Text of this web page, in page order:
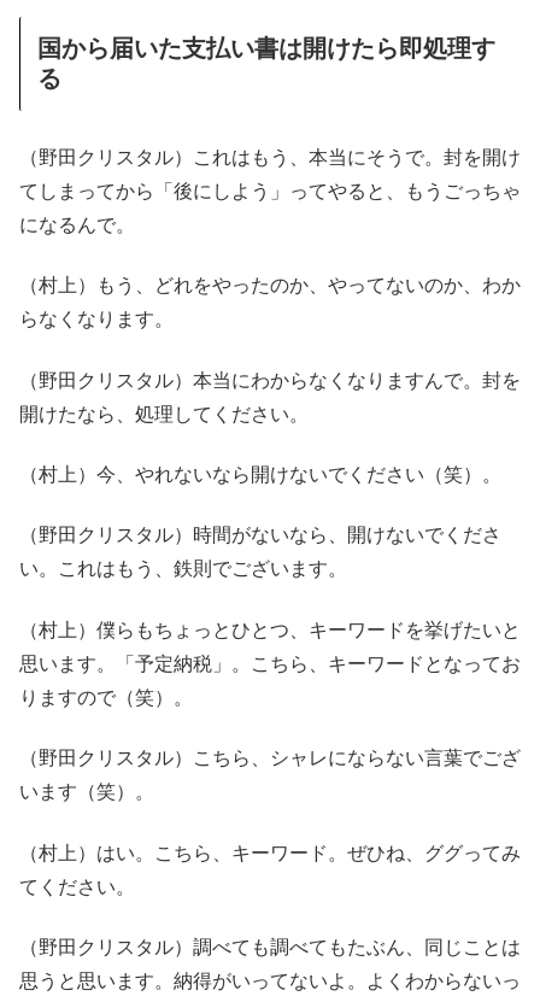
国から届いた支払い書は開けたら即処理す
る
（野田クリスタル）これはもう、本当にそうで。封を開け
てしまってから「後にしよう」ってやると、もうごっちゃ
になるんで。
（村上）もう、どれをやったのか、やってないのか、わか
らなくなります。
（野田クリスタル）本当にわからなくなりますんで。封を
開けたなら、処理してください。
（村上）今、やれないなら開けないでください（笑）。
（野田クリスタル）時間がないなら、開けないでくださ
い。これはもう、鉄則でございます。
（村上）僕らもちょっとひとつ、キーワードを挙げたいと
思います。「予定納税」。こちら、キーワードとなってお
りますので（笑）。
（野田クリスタル）こちら、シャレにならない言葉でござ
います（笑）。
（村上）はい。こちら、キーワード。ぜひね、ググってみ
てください。
（野田クリスタル）調べても調べてもたぶん、同じことは
思うと思います。納得がいってないよ。よくわからないっ